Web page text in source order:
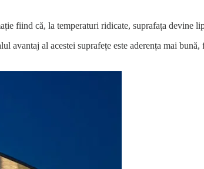
fiind că, la temperaturi ridicate, suprafața devine
avantaj al acestei suprafețe este aderența mai bună,